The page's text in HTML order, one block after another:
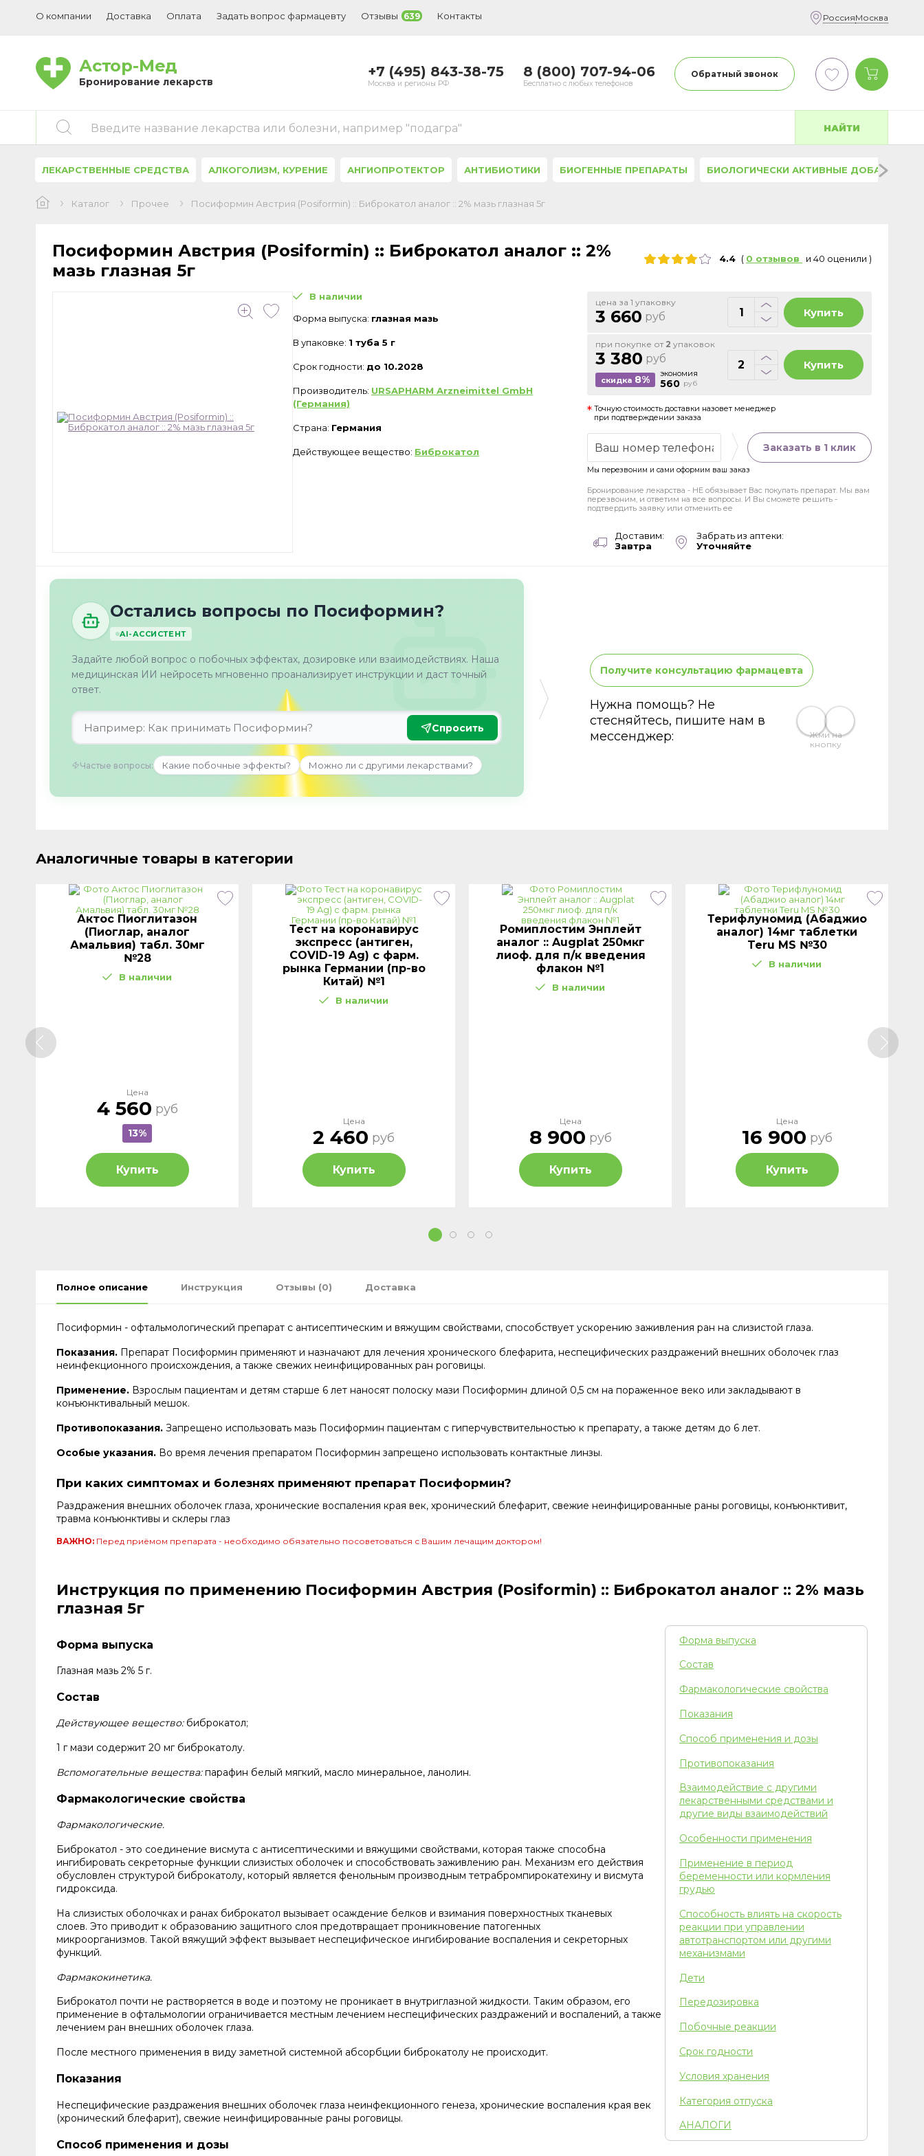
О компании Доставка Оплата Задать вопрос фармацевту Отзывы 639 Контакты РоссияМосква
Астор-Мед
Бронирование лекарств
+7 (495) 843-38-75
Москва и регионы РФ
8 (800) 707-94-06
Бесплатно с любых телефонов
Обратный звонок
Введите название лекарства или болезни, например "подагра" НАЙТИ
ЛЕКАРСТВЕННЫЕ СРЕДСТВА АЛКОГОЛИЗМ, КУРЕНИЕ АНГИОПРОТЕКТОР АНТИБИОТИКИ БИОГЕННЫЕ ПРЕПАРАТЫ БИОЛОГИЧЕСКИ АКТИВНЫЕ ДОБАВКИ
Каталог Прочее Посиформин Австрия (Posiformin) :: Биброкатол аналог :: 2% мазь глазная 5г
Посиформин Австрия (Posiformin) :: Биброкатол аналог :: 2%
мазь глазная 5г
4.4 ( 0 отзывов и 40 оценили )
В наличии
Форма выпуска: глазная мазь
В упаковке: 1 туба 5 г
Срок годности: до 10.2028
Производитель: URSAPHARM Arzneimittel GmbH
(Германия)
Страна: Германия
Действующее вещество: Биброкатол
цена за 1 упаковку
3 660 руб Купить
при покупке от 2 упаковок
3 380 руб
скидка 8% экономия
560 руб
Купить
Точную стоимость доставки назовет менеджер
при подтверждении заказа
Заказать в 1 клик
Мы перезвоним и сами оформим ваш заказ
Бронирование лекарства - НЕ обязывает Вас покупать препарат. Мы вам
перезвоним, и ответим на все вопросы. И Вы сможете решить -
подтвердить заявку или отменить ее
Доставим:
Завтра
Забрать из аптеки:
Уточняйте
Остались вопросы по Посиформин?
AI-АССИСТЕНТ
Задайте любой вопрос о побочных эффектах, дозировке или взаимодействиях. Наша
медицинская ИИ нейросеть мгновенно проанализирует инструкции и даст точный
ответ.
Спросить
Частые вопросы: Какие побочные эффекты? Можно ли с другими лекарствами?
Получите консультацию фармацевта
Нужна помощь? Не
стесняйтесь, пишите нам в
мессенджер:
Жми на
кнопку
Аналогичные товары в категории
Актос Пиоглитазон
(Пиоглар, аналог
Амальвия) табл. 30мг
№28
В наличии
Цена
4 560 руб
13%
Купить
Тест на коронавирус
экспресс (антиген,
COVID-19 Ag) с фарм.
рынка Германии (пр-во
Китай) №1
В наличии
Цена
2 460 руб
Купить
Ромиплостим Энплейт
аналог :: Augplat 250мкг
лиоф. для п/к введения
флакон №1
В наличии
Цена
8 900 руб
Купить
Терифлуномид (Абаджио
аналог) 14мг таблетки
Teru MS №30
В наличии
Цена
16 900 руб
Купить
Полное описание Инструкция Отзывы (0) Доставка
Посиформин - офтальмологический препарат с антисептическим и вяжущим свойствами, способствует ускорению заживления ран на слизистой глаза.
Показания. Препарат Посиформин применяют и назначают для лечения хронического блефарита, неспецифических раздражений внешних оболочек глаз
неинфекционного происхождения, а также свежих неинфицированных ран роговицы.
Применение. Взрослым пациентам и детям старше 6 лет наносят полоску мази Посиформин длиной 0,5 см на пораженное веко или закладывают в
конъюнктивальный мешок.
Противопоказания. Запрещено использовать мазь Посиформин пациентам с гиперчувствительностью к препарату, а также детям до 6 лет.
Особые указания. Во время лечения препаратом Посиформин запрещено использовать контактные линзы.
При каких симптомах и болезнях применяют препарат Посиформин?
Раздражения внешних оболочек глаза, хронические воспаления края век, хронический блефарит, свежие неинфицированные раны роговицы, конъюнктивит,
травма конъюнктивы и склеры глаз
ВАЖНО: Перед приёмом препарата - необходимо обязательно посоветоваться с Вашим лечащим доктором!
Инструкция по применению Посиформин Австрия (Posiformin) :: Биброкатол аналог :: 2% мазь
глазная 5г
Форма выпуска
Глазная мазь 2% 5 г.
Состав
Действующее вещество: биброкатол;
1 г мази содержит 20 мг биброкатолу.
Вспомогательные вещества:парафин белый мягкий, масло минеральное, ланолин.
Фармакологические свойства
Фармакологические.
Биброкатол - это соединение висмута с антисептическими и вяжущими свойствами, которая также способна
ингибировать секреторные функции слизистых оболочек и способствовать заживлению ран. Механизм его действия
обусловлен структурой биброкатолу, который является фенольным производным тетрабромпирокатехину и висмута
гидроксида.
На слизистых оболочках и ранах биброкатол вызывает осаждение белков и взимания поверхностных тканевых
слоев. Это приводит к образованию защитного слоя предотвращает проникновение патогенных
микроорганизмов. Такой вяжущий эффект вызывает неспецифическое ингибирование воспаления и секреторных
функций.
Фармакокинетика.
Биброкатол почти не растворяется в воде и поэтому не проникает в внутриглазной жидкости. Таким образом, его
применение в офтальмологии ограничивается местным лечением неспецифических раздражений и воспалений, а также
лечением ран внешних оболочек глаза.
После местного применения в виду заметной системной абсорбции биброкатолу не происходит.
Показания
Неспецифические раздражения внешних оболочек глаза неинфекционного генеза, хронические воспаления края век
(хронический блефарит), свежие неинфицированные раны роговицы.
Способ применения и дозы
Форма выпуска
Состав
Фармакологические свойства
Показания
Способ применения и дозы
Противопоказания
Взаимодействие с другими
лекарственными средствами и
другие виды взаимодействий
Особенности применения
Применение в период
беременности или кормления
грудью
Способность влиять на скорость
реакции при управлении
автотранспортом или другими
механизмами
Дети
Передозировка
Побочные реакции
Срок годности
Условия хранения
Категория отпуска
АНАЛОГИ